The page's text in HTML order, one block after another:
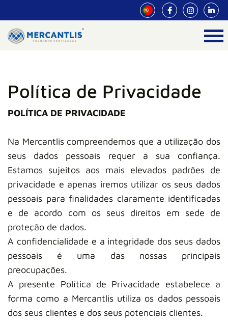
Política de Privacidade
POLÍTICA DE PRIVACIDADE
Na Mercantlis compreendemos que a utilização dos
seus dados pessoais requer a sua confiança.
Estamos sujeitos aos mais elevados padrões de
privacidade e apenas iremos utilizar os seus dados
pessoais para finalidades claramente identificadas
e de acordo com os seus direitos em sede de
proteção de dados.
A confidencialidade e a integridade dos seus dados
pessoais é uma das nossas principais
preocupações.
A presente Política de Privacidade estabelece a
forma como a Mercantlis utiliza os dados pessoais
dos seus clientes e dos seus potenciais clientes.